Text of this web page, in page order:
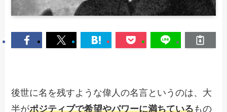
後世に名を残すような偉人の名言というのは、大
半がポジティブで希望やパワーに満ちているもの